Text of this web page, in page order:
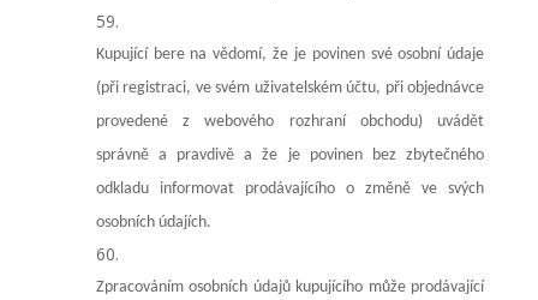
Kupující bere na vědomí, že je povinen své osobní údaje
(při registraci, ve svém uživatelském účtu, při objednávce
provedené z webového rozhraní obchodu) uvádět
správně a pravdivě a že je povinen bez zbytečného
odkladu informovat prodávajícího o změně ve svých
osobních údajích.
Zpracováním osobních údajů kupujícího může prodávající